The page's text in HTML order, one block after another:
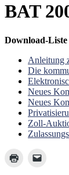
BAT
Download-
Anleitung
Die
Neues
Neues
Zoll-